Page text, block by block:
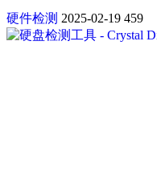
硬件检测 2025-02-19 459